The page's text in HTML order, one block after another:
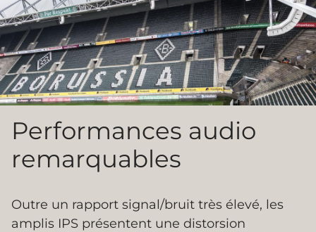
Performances audio
remarquables
Outre un rapport signal/bruit très élevé, les
amplis IPS présentent une distorsion